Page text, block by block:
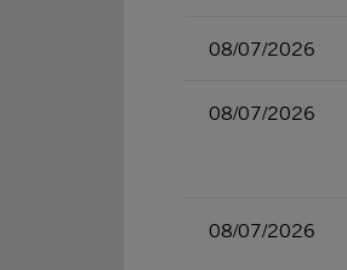
08/07/2026
08/07/2026
08/07/2026